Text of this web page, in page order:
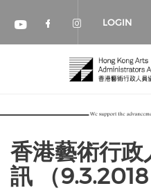
Check our social
Check our
Check
LOGIN
香港藝術行
訊 （9.3.2018